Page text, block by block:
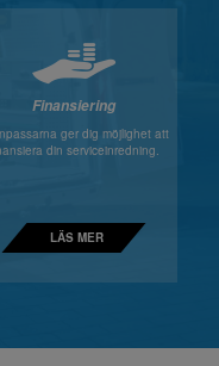
Finansiering
ger dig möjlighet att
din serviceinredning.
LÄS MER